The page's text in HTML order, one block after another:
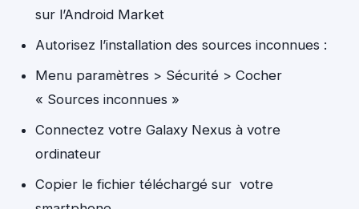
sur l’Android Market
Autorisez l’installation des sources inconnues :
Menu paramètres > Sécurité > Cocher
« Sources inconnues »
Connectez votre Galaxy Nexus à votre
ordinateur
Copier le fichier téléchargé sur votre